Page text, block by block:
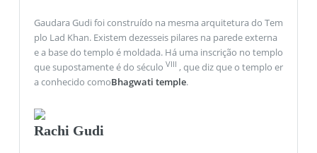
Gaudara Gudi foi construído na mesma arquitetura do Tem
plo Lad Khan. Existem dezesseis pilares na parede externa
e a base do templo é moldada. Há uma inscrição no templo
que supostamente é do século VIII , que diz que o templo er
a conhecido comoBhagwati temple.
Rachi Gudi